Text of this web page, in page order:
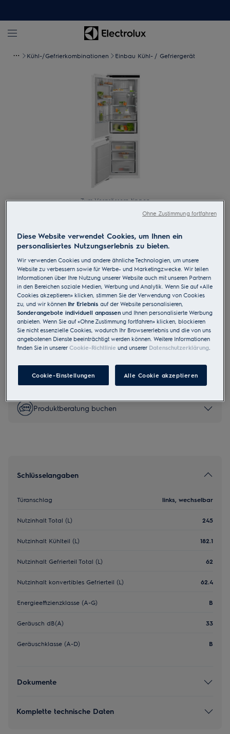
Kühl-/Gefrierkombinationen Einbau Kühl- / Gefriergerät
Zum Vergrössern tippen
IK2581BNL
Kühl-/Gefrierkombination Einbau
Festtür NoFrost 176.9 cm B
4.5 (11)
EU Produkt Fiche
CHF 2’975.00
UVP inkl. MwSt CHF (exkl. vRB)
Produktberatung buchen
Schlüsselangaben
Türanschlag links, wechselbar
Nutzinhalt Total (L) 245
Nutzinhalt Kühlteil (L) 182.1
Nutzinhalt Gefrierteil Total (L) 62
Nutzinhalt konvertibles Gefrierteil (L) 62.4
Energieeffizienzklasse (A-G) B
Geräusch dB(A) 33
Geräuschklasse (A-D) B
Dokumente
Komplette technische Daten
Diese Website verwendet Cookies, um Ihnen ein
personalisiertes Nutzungserlebnis zu bieten.
Wir verwenden Cookies und andere ähnliche Technologien, um unsere
Website zu verbessern sowie für Werbe- und Marketingzwecke. Wir teilen
Informationen über Ihre Nutzung unserer Website auch mit unseren Partnern
in den Bereichen soziale Medien, Werbung und Analytik. Wenn Sie auf «Alle
Cookies akzeptieren» klicken, stimmen Sie der Verwendung von Cookies
zu, und wir können Ihr Erlebnisauf der Website personalisieren,
Sonderangebote individuell anpassen und Ihnen personalisierte Werbung
anbieten. Wenn Sie auf «Ohne Zustimmung fortfahren» klicken, blockieren
Sie nicht essenzielle Cookies, wodurch Ihr Browsererlebnis und die von uns
angebotenen Dienste beeinträchtigt werden können. Weitere Informationen
finden Sie in unsererCookie-Richtlinie und unserer Datenschutzerklärung.
Cookie-Einstellungen Alle Cookie akzeptieren
Ohne Zustimmung fortfahren